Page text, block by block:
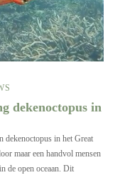
dekenoctopus in
dekenoctopus in het Great
maar een handvol mensen
de open oceaan. Dit